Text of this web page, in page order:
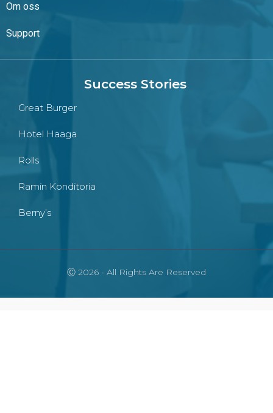
Om oss
Support
Success Stories
Great Burger
Hotel Haaga
Rolls
Ramin Konditoria
Berny’s
Ⓒ 2026 - All Rights Are Reserved